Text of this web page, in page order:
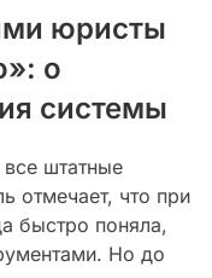
юристы
о
системы
штатные
отмечает, что при
быстро поняла,
Но до